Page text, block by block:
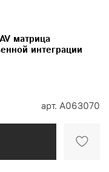
арт. A063070
матрица
интеграции